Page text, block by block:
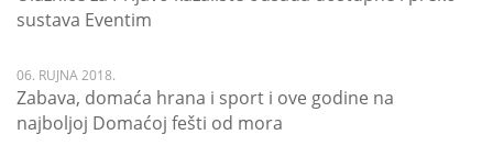
sustava Eventim
06. RUJNA 2018.
Zabava, domaća hrana i sport i ove godine na
najboljoj Domaćoj fešti od mora